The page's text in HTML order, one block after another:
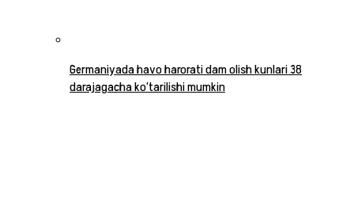
Germaniyada havo harorati dam olish kunlari 38
darajagacha ko‘tarilishi mumkin